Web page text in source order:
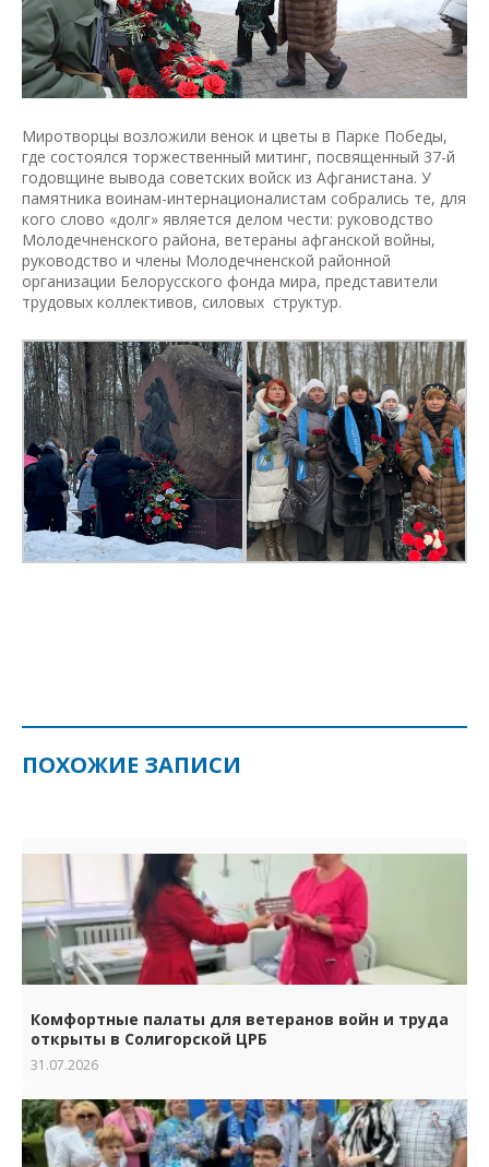
Миротворцы возложили венок и цветы в Парке Победы,
где состоялся торжественный митинг, посвященный 37-й
годовщине вывода советских войск из Афганистана. У
памятника воинам-интернационалистам собрались те, для
кого слово «долг» является делом чести: руководство
Молодечненского района, ветераны афганской войны,
руководство и члены Молодечненской районной
организации Белорусского фонда мира, представители
трудовых коллективов, силовых структур.
ПОХОЖИЕ ЗАПИСИ
Комфортные палаты для ветеранов войн и труда
открыты в Солигорской ЦРБ
31.07.2026